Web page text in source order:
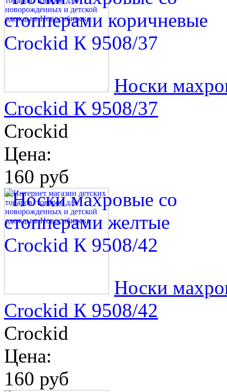
Носки
Crockid К 9508/37
Crockid
Цена:
160 руб
Носки
Crockid К 9508/42
Crockid
Цена:
160 руб